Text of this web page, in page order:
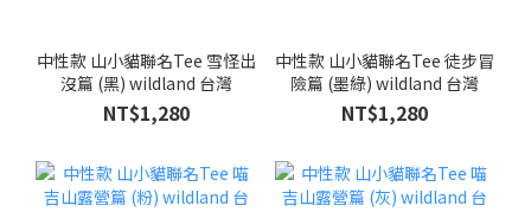
中性款 山小貓聯名Tee 雪怪出
沒篇 (黑) wildland 台灣
NT$1,280
中性款 山小貓聯名Tee 徒步冒
險篇 (墨綠) wildland 台灣
NT$1,280